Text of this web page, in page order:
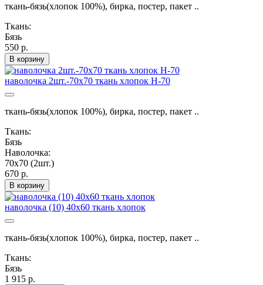
ткань-бязь(хлопок 100%), бирка, постер, пакет ..
Ткань:
Бязь
550 р.
В корзину
наволочка 2шт.-70х70 ткань хлопок Н-70
ткань-бязь(хлопок 100%), бирка, постер, пакет ..
Ткань:
Бязь
Наволочка:
70х70 (2шт.)
670 р.
В корзину
наволочка (10) 40х60 ткань хлопок
ткань-бязь(хлопок 100%), бирка, постер, пакет ..
Ткань:
Бязь
1 915 р.